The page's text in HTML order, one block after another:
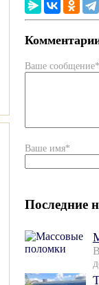
Ваше сообщение*
Ваше имя*
Последние